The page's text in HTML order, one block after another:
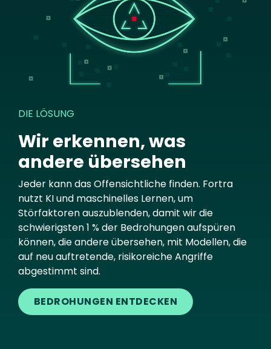
DIE LÖSUNG
Wir erkennen, was
andere übersehen
Jeder kann das Offensichtliche finden. Fortra
nutzt KI und maschinelles Lernen, um
Störfaktoren auszublenden, damit wir die
schwierigsten 1 % der Bedrohungen aufspüren
können, die andere übersehen, mit Modellen, die
auf neu auftretende, risikoreiche Angriffe
abgestimmt sind.
BEDROHUNGEN ENTDECKEN